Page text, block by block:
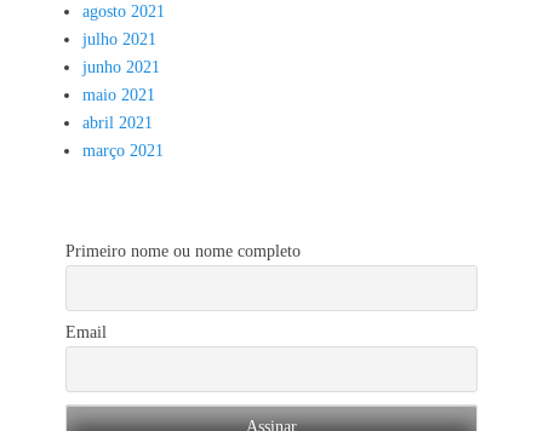
agosto 2021
julho 2021
junho 2021
maio 2021
abril 2021
março 2021
Primeiro nome ou nome completo
Email